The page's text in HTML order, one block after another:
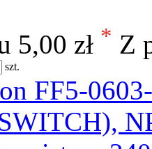
5,00 zł * Z
szt.